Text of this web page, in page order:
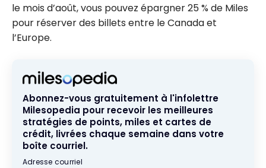
le mois d’août, vous pouvez épargner 25 % de Miles
pour réserver des billets entre le Canada et
l’Europe.
Abonnez-vous gratuitement à l'infolettre
Milesopedia pour recevoir les meilleures
stratégies de points, miles et cartes de
crédit, livrées chaque semaine dans votre
boîte courriel.
Adresse courriel